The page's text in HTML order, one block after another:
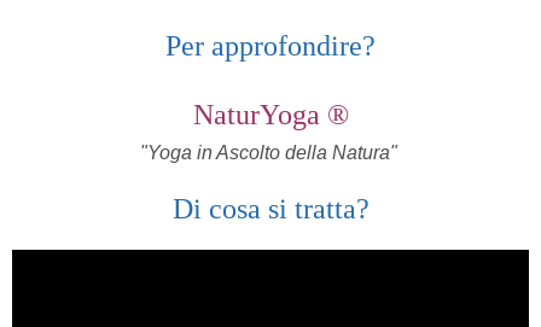
Per approfondire?
NaturYoga ®
"Yoga in Ascolto della Natura"
Di cosa si tratta?